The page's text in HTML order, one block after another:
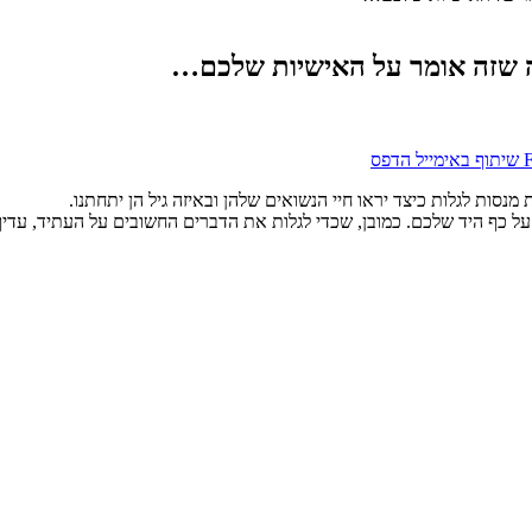
שזה אומר על האישיות שלכם…
שיתוף באימייל הדפס
לגלות כיצד יראו חיי הנשואים שלהן ובאיזה גיל הן יתחתנו.
על כף היד שלכם. כמובן, שכדי לגלות את הדברים החשובים על העתיד,